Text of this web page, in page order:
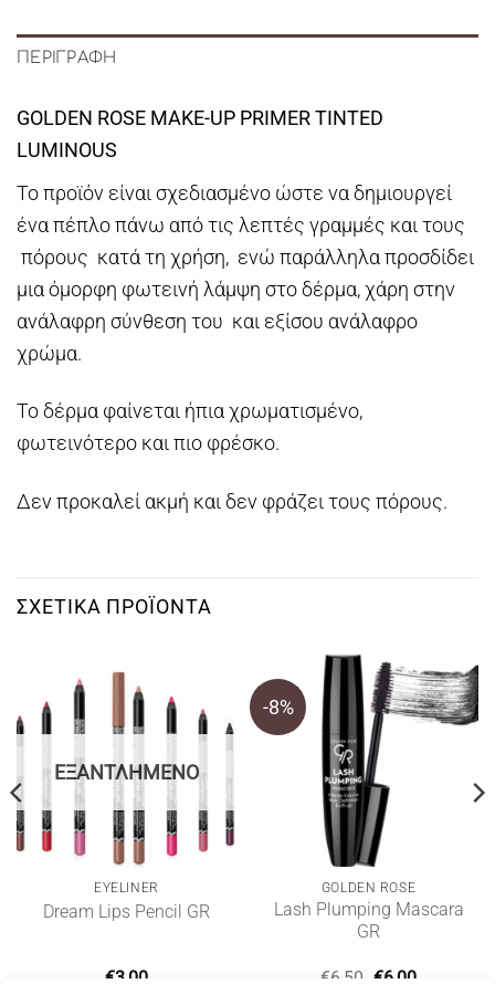
ΠΕΡΙΓΡΑΦΉ
GOLDEN ROSE MAKE-UP PRIMER TINTED
LUMINOUS
Το προϊόν είναι σχεδιασμένο ώστε να δημιουργεί
ένα πέπλο πάνω από τις λεπτές γραμμές και τους
πόρους κατά τη χρήση, ενώ παράλληλα προσδίδει
μια όμορφη φωτεινή λάμψη στο δέρμα, χάρη στην
ανάλαφρη σύνθεση του και εξίσου ανάλαφρο
χρώμα.
Το δέρμα φαίνεται ήπια χρωματισμένο,
φωτεινότερο και πιο φρέσκο.
Δεν προκαλεί ακμή και δεν φράζει τους πόρους.
ΣΧΕΤΙΚΆ ΠΡΟΪΌΝΤΑ
ΕΞΑΝΤΛΗΜΈΝΟ
EYELINER
Dream Lips Pencil GR
€3,00
-8%
GOLDEN ROSE
Lash Plumping Mascara
GR
€6,50 Original
€6,00Η